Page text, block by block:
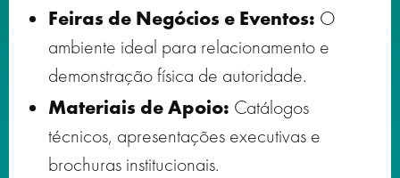
Feiras de Negócios e Eventos: O
ambiente ideal para relacionamento e
demonstração física de autoridade.
Materiais de Apoio: Catálogos
técnicos, apresentações executivas e
brochuras institucionais.